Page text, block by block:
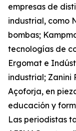
empresas de
industrial, como
bombas;
tecnologías de
Ergomat e
industrial; Zanini
Açoforja, en
educación y
Las periodistas